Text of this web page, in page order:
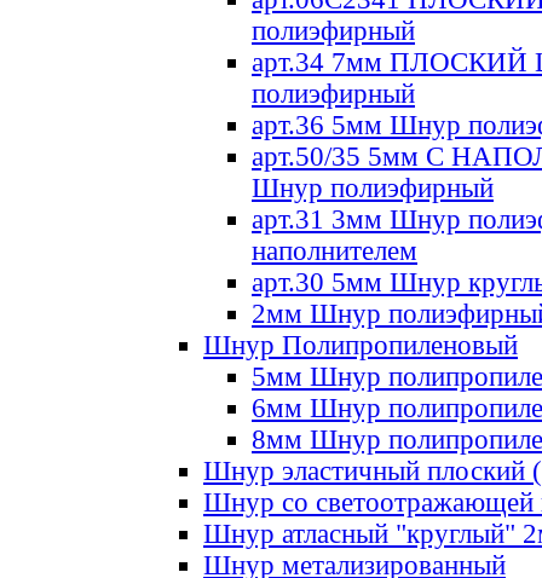
полиэфирный
арт.34 7мм ПЛОСКИЙ
полиэфирный
арт.36 5мм Шнур
арт.50/35 5мм С
Шнур полиэфирный
арт.31 3мм Шнур
наполнителем
арт.30 5мм Шнур
2мм Шнур
Шнур Полипропиленовый
5мм Шнур
6мм Шнур
8мм Шнур
Шнур эластичный плоский
Шнур со светоотражающей
Шнур атласный "круглый"
Шнур метализированный